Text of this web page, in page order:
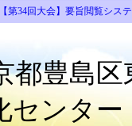
【第34回大会】要旨閲覧シス
都豊島
センタ